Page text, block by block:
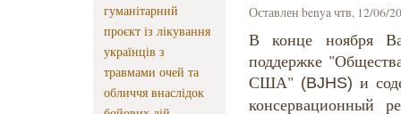
гуманітарний
проєкт із лікування
українців з
травмами очей та
обличчя внаслідок
Оставлен benyaчтв, 12/06/
В конце ноября
поддержке
США" (BJHS) и
консервационный